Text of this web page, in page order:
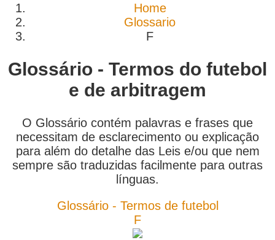
Home
Glossario
F
Glossário - Termos do futebol
e de arbitragem
O Glossário contém palavras e frases que
necessitam de esclarecimento ou explicação
para além do detalhe das Leis e/ou que nem
sempre são traduzidas facilmente para outras
línguas.
Glossário - Termos de futebol
F